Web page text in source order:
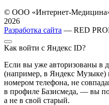
© ООО «Интернет-
2026
Разработка сайта — RED
Как войти с Яндекс ID?
Если вы уже авторизованы в
(например, в Яндекс Музыке)
номером телефона, не
в профиле Базисмеда, — вы
а не в свой старый.